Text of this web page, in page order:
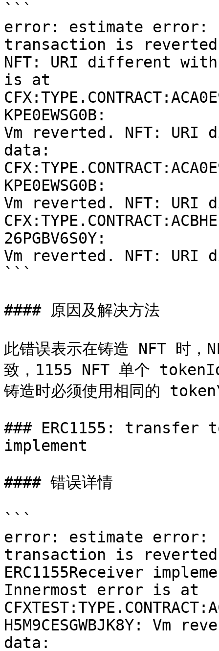
```
error: estimate error:
transaction is
NFT: URI different
is at
KPE0EWSG0B:
Vm reverted. NFT:
data:
KPE0EWSG0B:
Vm reverted. NFT:
26PGBV6S0Y:
Vm reverted. NFT:
```
#### 原因及解决方法
此错误表示在铸造 NFT 时
致，1155 NFT 单个
铸造时必须使用相同的
### ERC1155: transfer
implement
#### 错误详情
```
error: estimate error:
transaction is
ERC1155Receiver
Innermost error is at
H5M9CESGWBJK8Y: Vm
data: